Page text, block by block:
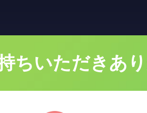
ちいただきあ